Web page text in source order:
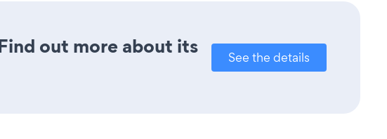
out more about its
See the details